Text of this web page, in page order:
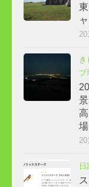
プ
場
日